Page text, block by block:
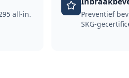
all-in.
Preventief
SKG-